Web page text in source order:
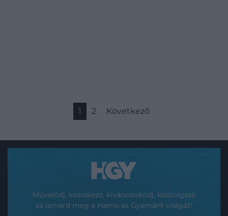
1 2 Következő
Művelődj, szórakozz, kíváncsiskodj, kóstolgass
és ismerd meg a Hamu és Gyémánt világát!